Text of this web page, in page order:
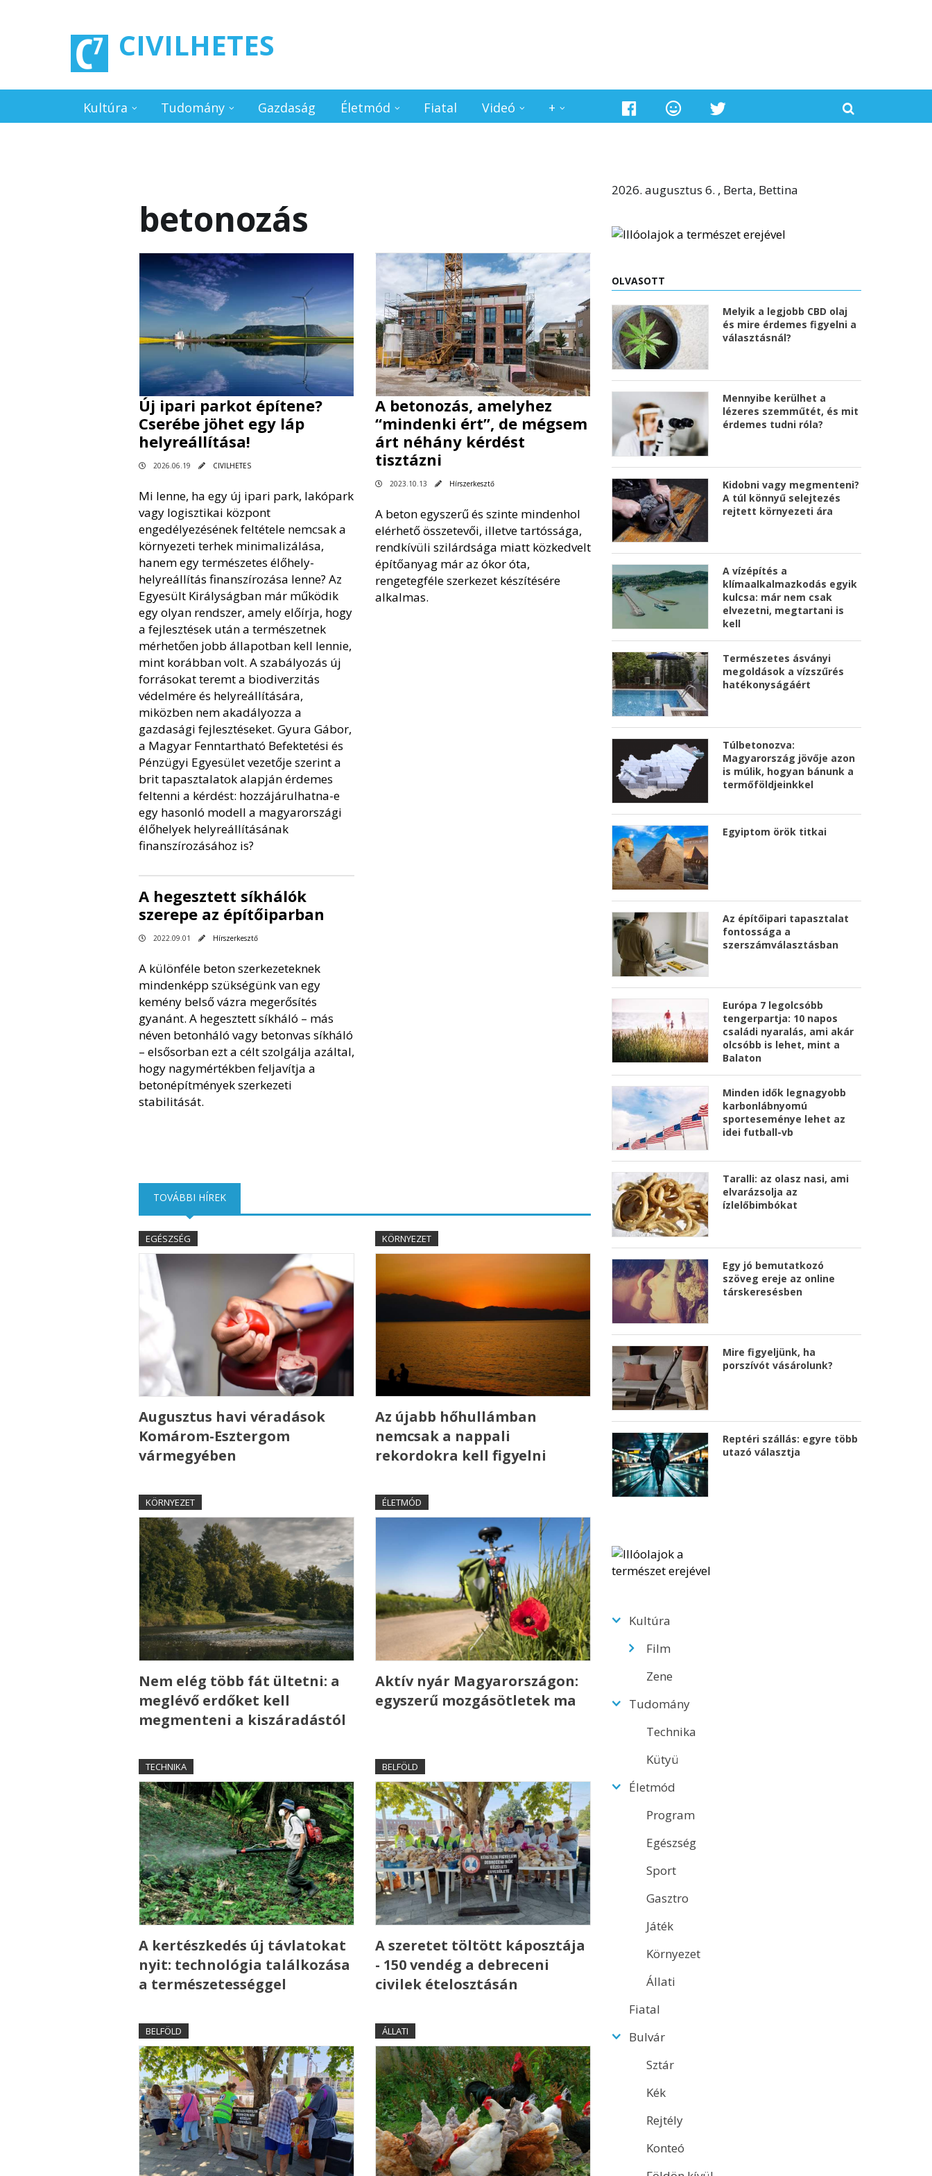
CIVILHETES
Kultúra Tudomány Gazdaság Életmód Fiatal Videó +
betonozás
Új ipari parkot építene?
Cserébe jöhet egy láp
helyreállítása!
2026.06.19 CIVILHETES
Mi lenne, ha egy új ipari park, lakópark
vagy logisztikai központ
engedélyezésének feltétele nemcsak a
környezeti terhek minimalizálása,
hanem egy természetes élőhely-
helyreállítás finanszírozása lenne? Az
Egyesült Királyságban már működik
egy olyan rendszer, amely előírja, hogy
a fejlesztések után a természetnek
mérhetően jobb állapotban kell lennie,
mint korábban volt. A szabályozás új
forrásokat teremt a biodiverzitás
védelmére és helyreállítására,
miközben nem akadályozza a
gazdasági fejlesztéseket. Gyura Gábor,
a Magyar Fenntartható Befektetési és
Pénzügyi Egyesület vezetője szerint a
brit tapasztalatok alapján érdemes
feltenni a kérdést: hozzájárulhatna-e
egy hasonló modell a magyarországi
élőhelyek helyreállításának
finanszírozásához is?
A betonozás, amelyhez
“mindenki ért”, de mégsem
árt néhány kérdést
tisztázni
2023.10.13 Hírszerkesztő
A beton egyszerű és szinte mindenhol
elérhető összetevői, illetve tartóssága,
rendkívüli szilárdsága miatt közkedvelt
építőanyag már az ókor óta,
rengetegféle szerkezet készítésére
alkalmas.
A hegesztett síkhálók
szerepe az építőiparban
2022.09.01 Hírszerkesztő
A különféle beton szerkezeteknek
mindenképp szükségünk van egy
kemény belső vázra megerősítés
gyanánt. A hegesztett síkháló – más
néven betonháló vagy betonvas síkháló
– elsősorban ezt a célt szolgálja azáltal,
hogy nagymértékben feljavítja a
betonépítmények szerkezeti
stabilitását.
TOVÁBBI HÍREK(AKTÍV FÜL)
EGÉSZSÉG
Augusztus havi véradások
Komárom-Esztergom
vármegyében
KÖRNYEZET
Az újabb hőhullámban
nemcsak a nappali
rekordokra kell figyelni
KÖRNYEZET
Nem elég több fát ültetni: a
meglévő erdőket kell
megmenteni a kiszáradástól
ÉLETMÓD
Aktív nyár Magyarországon:
egyszerű mozgásötletek ma
TECHNIKA
A kertészkedés új távlatokat
nyit: technológia találkozása
a természetességgel
BELFÖLD
A szeretet töltött káposztája
- 150 vendég a debreceni
civilek ételosztásán
BELFÖLD ÁLLATI
2026. augusztus 6. , Berta, Bettina
OLVASOTT
Melyik a legjobb CBD olaj
és mire érdemes figyelni a
választásnál?
Mennyibe kerülhet a
lézeres szemműtét, és mit
érdemes tudni róla?
Kidobni vagy megmenteni?
A túl könnyű selejtezés
rejtett környezeti ára
A vízépítés a
klímaalkalmazkodás egyik
kulcsa: már nem csak
elvezetni, megtartani is
kell
Természetes ásványi
megoldások a vízszűrés
hatékonyságáért
Túlbetonozva:
Magyarország jövője azon
is múlik, hogyan bánunk a
termőföldjeinkkel
Egyiptom örök titkai
Az építőipari tapasztalat
fontossága a
szerszámválasztásban
Európa 7 legolcsóbb
tengerpartja: 10 napos
családi nyaralás, ami akár
olcsóbb is lehet, mint a
Balaton
Minden idők legnagyobb
karbonlábnyomú
sporteseménye lehet az
idei futball-vb
Taralli: az olasz nasi, ami
elvarázsolja az
ízlelőbimbókat
Egy jó bemutatkozó
szöveg ereje az online
társkeresésben
Mire figyeljünk, ha
porszívót vásárolunk?
Reptéri szállás: egyre több
utazó választja
Kultúra
Film
Zene
Tudomány
Technika
Kütyü
Életmód
Program
Egészség
Sport
Gasztro
Játék
Környezet
Állati
Fiatal
Bulvár
Sztár
Kék
Rejtély
Konteó